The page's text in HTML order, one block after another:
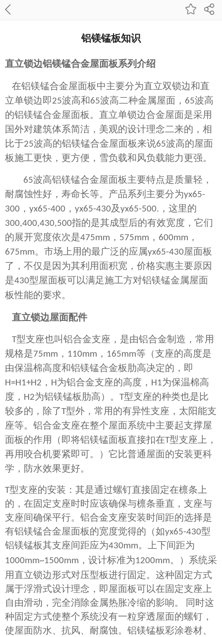
铝镁锰板知识
直立锁边铝镁锰合金屋面板系列介绍
在铝镁锰合金屋面板中主要分为直立双锁边和直
立单锁边即25波高和65波高二种金属屋面， 65波高
的铝镁锰合金屋面板。直立单锁边合金屋面是采用
国外对建筑体系简洁，美观的设计理念二来的，相
比于25波高的铝镁锰合金屋面板来说65波高的屋面
板施工更快，更方便，雪负载和风负载能力更强。
65波高铝镁锰合金屋面板主要特点是质量轻，
耐腐蚀性好，寿命长等。产品系列主要分为yx65-
300 ， yx65-400 ， yx65-430及yx65-500. ，这里的
300,400,430,500指的是其成型后的有效宽度，它们
的展开宽度依次是475mm ， 575mm ， 600mm ，
675mm。市场上用的最广泛的应属yx65-430屋面板
了，不仅是因为其利用面积宽，价格实惠主要原因
是430型屋面板可以满足施工方对铝镁锰金属屋面
板性能的要求。
直立锁边屋面配件
T型支座也叫铝合金支座，是由铝合金制造，常用
规格是75mm ， 110mm ， 165mm等（支座的高度是
由保温棉高度和铝镁锰合金板肋高决定的，即
H=H1+H2 ， H为铝合金支座的高度， H1为保温棉高
度， H2为铝镁锰板肋高）。 T型支座的种类也是比
较多的，除了 T型外，常用的有异性支座，太阳能支
座等。铝合金支座在整个屋面系统中主要起支撑屋
面板的作用（即将铝镁锰面板直接扣在T型支座上，
再用咬合机要紧即可。）它比普通屋面的安装更科
学，防水效果更好。
T型支座的安装：其是通过螺钉直接固定在檩条上
的，在固定支座时时应该确保与檩条垂直，支座与
支座间确保平行。铝合金支座安装时间距的选择是
有铝镁锰合金屋面板的宽度觉得的（如yx65-430型
铝镁锰板其支座间距应为430mm。上下间距为
1000mm~1500mm ，设计标准为1200mm。）
系统采
用直立锁边形式对压型板进行固定。这种固定方式
属于浮滑式设计理念，即屋面板可以在固定支座上
自由滑动，完全消除金属热胀冷缩的影响。
同时这
种固定方式使整个系统没有一粒穿透屋面的螺钉，
使屋面防水、抗风、耐腐蚀。 铝镁锰板彩涂卷材、